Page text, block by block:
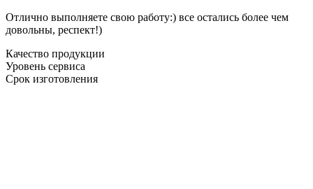
Отлично выполняете свою работу:) все остались более чем
довольны, респект!)
Качество продукции
Уровень сервиса
Срок изготовления